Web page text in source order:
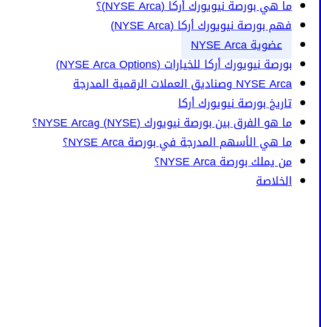
ما هي بورصة نيويورك أركا (NYSE Arca)؟
فهم بورصة نيويورك أركا (NYSE Arca)
عضوية NYSE Arca
بورصة نيويورك أركا للخيارات (NYSE Arca Options)
NYSE Arca وصناديق العملات الرقمية المدرجة
تاريخ بورصة نيويورك أركا
ما هو الفرق بين بورصة نيويورك (NYSE) وNYSE Arca؟
ما هي الأسهم المدرجة في بورصة NYSE Arca؟
من يملك بورصة NYSE Arca؟
الخلاصة